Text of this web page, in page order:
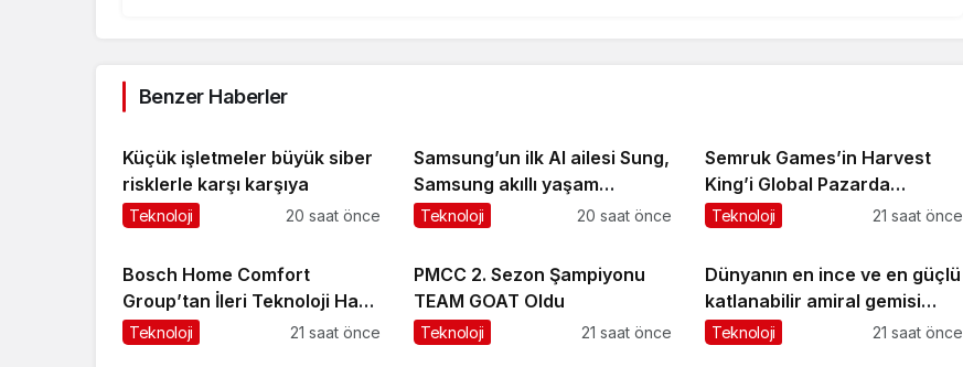
Benzer Haberler
Küçük işletmeler büyük siber
risklerle karşı karşıya
Teknoloji 20 saat önce
Samsung’un ilk AI ailesi Sung,
Samsung akıllı yaşam
deneyimini ekranlara taşıyor
Teknoloji 20 saat önce
Semruk Games’in Harvest
King’i Global Pazarda
Oyuncularla Buluştu!
Teknoloji 21 saat önce
Bosch Home Comfort
Group’tan İleri Teknoloji Hava
Temizleme Cihazları
Teknoloji 21 saat önce
PMCC 2. Sezon Şampiyonu
TEAM GOAT Oldu
Teknoloji 21 saat önce
Dünyanın en ince ve en güçlü
katlanabilir amiral gemisi
HONOR Magic V6 Türkiye’de
Teknoloji 21 saat önce